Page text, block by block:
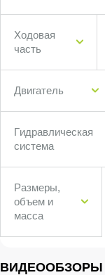
Ходовая
часть
Двигатель
Гидравлическая
система
Размеры,
объем и
масса
ВИДЕООБЗОРЫ